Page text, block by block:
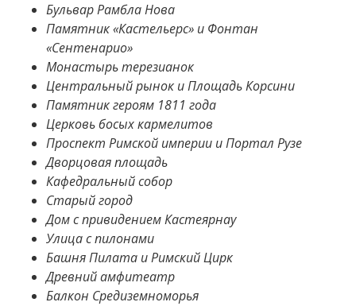
Бульвар Рамбла Нова
Памятник «Кастельерс» и Фонтан
«Сентенарио»
Монастырь терезианок
Центральный рынок и Площадь Корсини
Памятник героям 1811 года
Церковь босых кармелитов
Проспект Римской империи и Портал Рузе
Дворцовая площадь
Кафедральный собор
Старый город
Дом с привидением Кастеярнау
Улица с пилонами
Башня Пилата и Римский Цирк
Древний амфитеатр
Балкон Средиземноморья